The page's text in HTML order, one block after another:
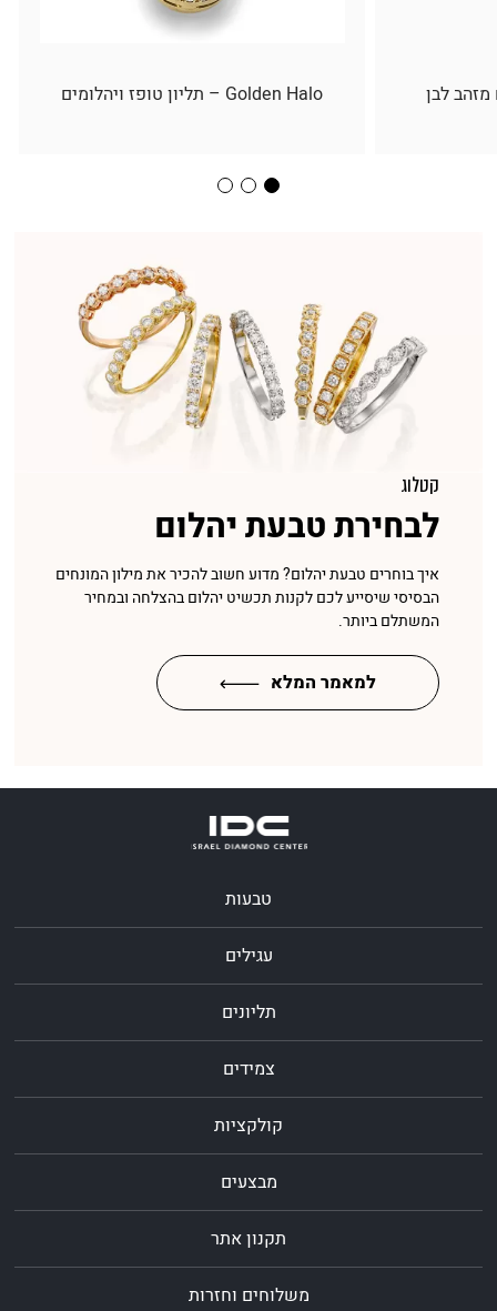
קטלוג
לבחירת טבעת יהלום
איך בוחרים טבעת יהלום? מדוע חשוב להכיר את מילון המונחים
הבסיסי שיסייע לכם לקנות תכשיט יהלום בהצלחה ובמחיר
המשתלם ביותר.
למאמר המלא
מזהב לבן Golden Halo – תליון טופז ויהלומים
טבעות
עגילים
תליונים
צמידים
קולקציות
מבצעים
תקנון אתר
משלוחים וחזרות